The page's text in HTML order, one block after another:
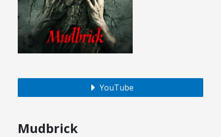
YouTube
Mudbrick